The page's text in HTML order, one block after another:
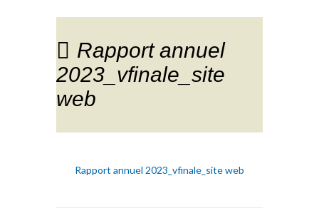
Rapport annuel
2023_vfinale_site
web
Rapport annuel 2023_vfinale_site web